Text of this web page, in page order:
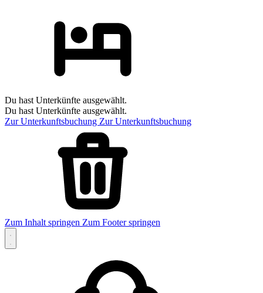
Du hast Unterkünfte ausgewählt.
Du hast Unterkünfte ausgewählt.
Zur Unterkunftsbuchung Zur Unterkunftsbuchung
Zum Inhalt springen Zum Footer springen